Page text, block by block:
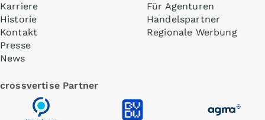
Karriere
Historie
Kontakt
Presse
News
Für Agenturen
Handelspartner
Regionale Werbung
crossvertise Partner